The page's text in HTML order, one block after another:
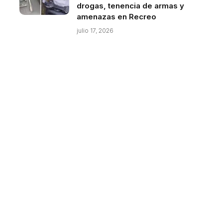
drogas, tenencia de armas y
amenazas en Recreo
julio 17, 2026